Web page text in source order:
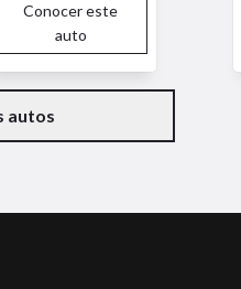
Conocer este
auto
autos